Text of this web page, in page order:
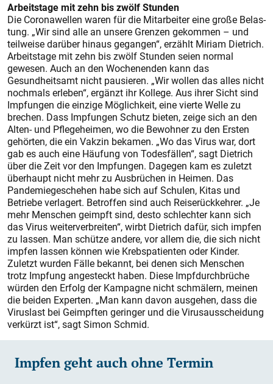
Arbeitstage mit zehn bis zwölf Stunden
Die Coronawellen waren für die Mitarbeiter eine große Belas-
tung. „Wir sind alle an unsere Grenzen gekommen – und
teilweise darüber hinaus gegangen“, erzählt Miriam Dietrich.
Arbeitstage mit zehn bis zwölf Stunden seien normal
gewesen. Auch an den Wochenenden kann das
Gesundheitsamt nicht pausieren. „Wir wollen das alles nicht
nochmals erleben“, ergänzt ihr Kollege. Aus ihrer Sicht sind
Impfungen die einzige Möglichkeit, eine vierte Welle zu
brechen. Dass Impfungen Schutz bieten, zeige sich an den
Alten- und Pflegeheimen, wo die Bewohner zu den Ersten
gehörten, die ein Vakzin bekamen. „Wo das Virus war, dort
gab es auch eine Häufung von Todesfällen“, sagt Dietrich
über die Zeit vor den Impfungen. Dagegen kam es zuletzt
überhaupt nicht mehr zu Ausbrüchen in Heimen. Das
Pandemiegeschehen habe sich auf Schulen, Kitas und
Betriebe verlagert. Betroffen sind auch Reiserückkehrer. „Je
mehr Menschen geimpft sind, desto schlechter kann sich
das Virus weiterverbreiten“, wirbt Dietrich dafür, sich impfen
zu lassen. Man schütze andere, vor allem die, die sich nicht
impfen lassen können wie Krebspatienten oder Kinder.
Zuletzt wurden Fälle bekannt, bei denen sich Menschen
trotz Impfung angesteckt haben. Diese Impfdurchbrüche
würden den Erfolg der Kampagne nicht schmälern, meinen
die beiden Experten. „Man kann davon ausgehen, dass die
Viruslast bei Geimpften geringer und die Virusausscheidung
verkürzt ist“, sagt Simon Schmid.
Impfen geht auch ohne Termin